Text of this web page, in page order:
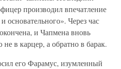
производил впечатление
основательного». Через час
и Чапмена вновь
в карцер, а обратно в барак.
его Фарамус, изумленный